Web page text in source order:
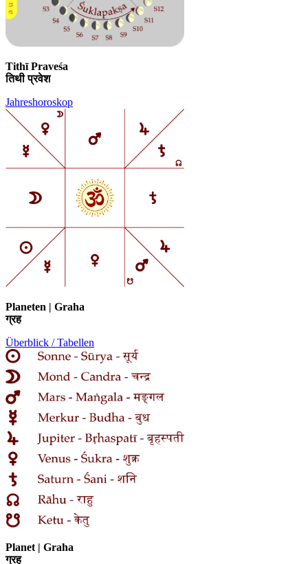
Tithī Praveśa
तिथी प्रवेश
Jahreshoroskop
Planeten | Graha
ग्रह
Überblick / Tabellen
Planet | Graha
ग्रह